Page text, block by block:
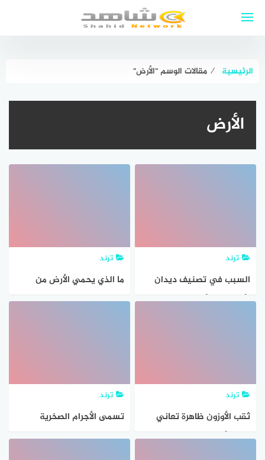
الرئيسية ⁄ مقالات الوسم "الأرض"
الأرض
ترند
السبب في تصنيف ديدان
الأرض على أنها خنثى هو
ترند
ما الذي يحمي الأرض من
الجزيئات المشحونة القادمة
ترند
ثقب الأوزون ظاهرة تعاني
منها الأرض. هل الظاهرة
ترند
تسمى الأجرام الصخرية
الصغيرة التي تصطدم بسطح